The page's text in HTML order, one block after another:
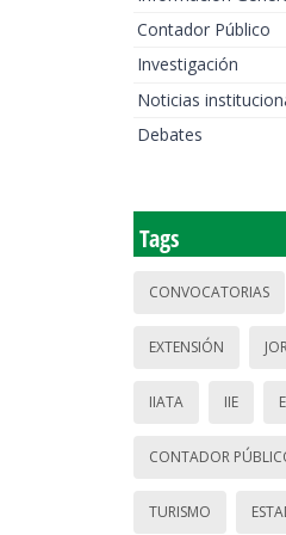
Contador Público
Investigación
Noticias
Debates
Tags
CONVOCATORIAS
EXTENSIÓN
IIATA IIE
CONTADOR
TURISMO